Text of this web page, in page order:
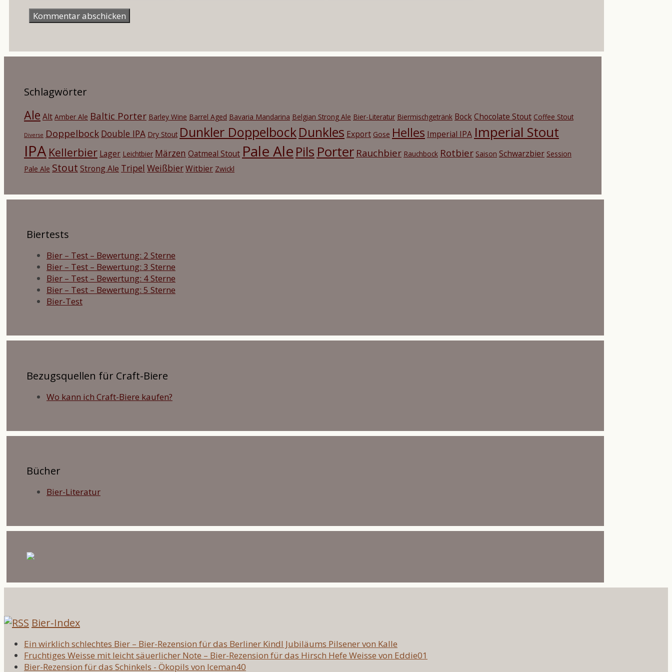
Mail-
Schlagwörter
Ale Alt Amber Ale Baltic Porter Barley Wine Barrel Aged Bavaria Mandarina Belgian Strong Ale Bier-Literatur Biermischgetränk BockChocolate Stout Coffee Stout
Diverse Doppelbock Double IPA Dry Stout Dunkler DoppelbockDunkles Export Gose Helles Imperial IPA Imperial Stout
IPA Kellerbier Lager Leichtbier Märzen Oatmeal Stout Pale Ale Pils Porter Rauchbier Rauchbock Rotbier Saison Schwarzbier Session
Pale Ale Stout Strong Ale Tripel WeißbierWitbier Zwickl
Biertests
Bier – Test – Bewertung: 2 Sterne
Bier – Test – Bewertung: 3 Sterne
Bier – Test – Bewertung: 4 Sterne
Bier – Test – Bewertung: 5 Sterne
Bier-Test
Bezugsquellen für Craft-Biere
Wo kann ich Craft-Biere kaufen?
Bücher
Bier-Literatur
Bier-Index
Ein wirklich schlechtes Bier – Bier-Rezension für das Berliner Kindl Jubiläums Pilsener von Kalle
Fruchtiges Weisse mit leicht säuerlicher Note – Bier-Rezension für das Hirsch Hefe Weisse von Eddie01
Bier-Rezension für das Schinkels - Ökopils von Iceman40